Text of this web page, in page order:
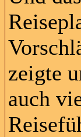
zeigte
auch